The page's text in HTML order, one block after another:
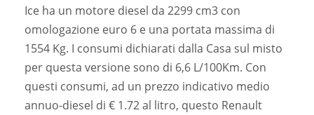
Ice ha un motore diesel da 2299 cm3 con
omologazione euro 6 e una portata massima di
1554 Kg. I consumi dichiarati dalla Casa sul misto
per questa versione sono di 6,6 L/100Km. Con
questi consumi, ad un prezzo indicativo medio
annuo-diesel di € 1.72 al litro, questo Renault